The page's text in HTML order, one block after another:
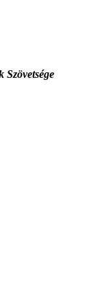
Szövetsége